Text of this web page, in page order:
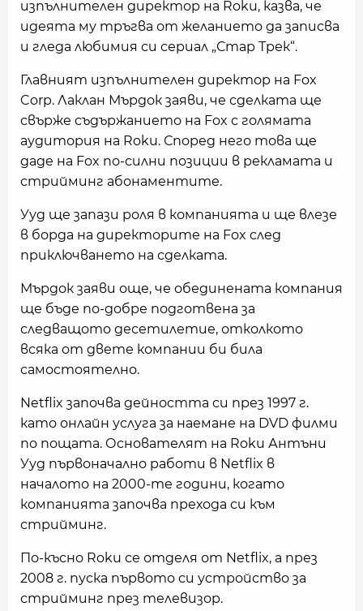
изпълнителен директор на Roku, казва, че
идеята му тръгва от желанието да записва
и гледа любимия си сериал „Стар Трек“.
Главният изпълнителен директор на Fox
Corp. Лаклан Мърдок заяви, че сделката ще
свърже съдържанието на Fox с голямата
аудитория на Roku. Според него това ще
даде на Fox по-силни позиции в рекламата и
стрийминг абонаментите.
Ууд ще запази роля в компанията и ще влезе
в борда на директорите на Fox след
приключването на сделката.
Мърдок заяви още, че обединената компания
ще бъде по-добре подготвена за
следващото десетилетие, отколкото
всяка от двете компании би била
самостоятелно.
Netflix започва дейността си през 1997 г.
като онлайн услуга за наемане на DVD филми
по пощата. Основателят на Roku Антъни
Ууд първоначално работи в Netflix в
началото на 2000-те години, когато
компанията започва прехода си към
стрийминг.
По-късно Roku се отделя от Netflix, а през
2008 г. пуска първото си устройство за
стрийминг през телевизор.